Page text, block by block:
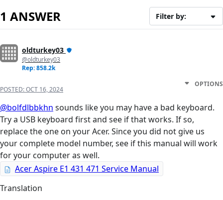
1 ANSWER Filter by:
oldturkey03
@oldturkey03
Rep: 858.2k
POSTED:OCT 16, 2024
OPTIONS
@bolfdlbbkhn sounds like you may have a bad keyboard.
Try a USB keyboard first and see if that works. If so,
replace the one on your Acer. Since you did not give us
your complete model number, see if this manual will work
for your computer as well.
Acer Aspire E1 431 471 Service Manual
Translation